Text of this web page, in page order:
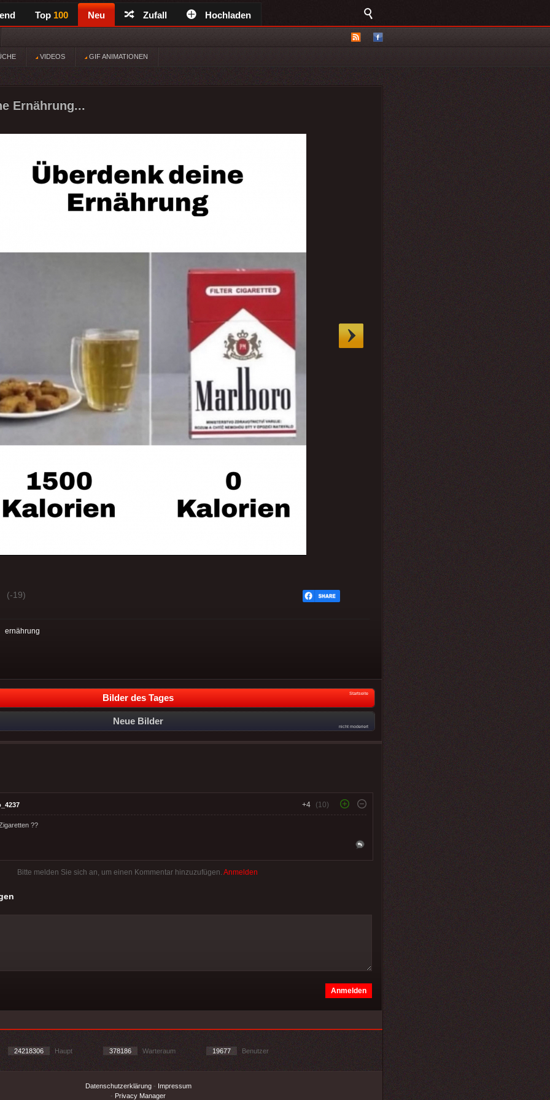
Top 100 Neu Zufall Hochladen
VIDEOS GIF ANIMATIONEN
Ernährung...
(-19)
ernährung
Bilder des Tages Startseite
Neue Bilder
nicht moderiert
+4 (10)
??
Bitte melden Sie sich an, um einen Kommentar hinzuzufügen. Anmelden
24218306 Haupt 378186 Warteraum 19677 Benutzer
Datenschutzerklärung- Impressum
- Privacy Manager